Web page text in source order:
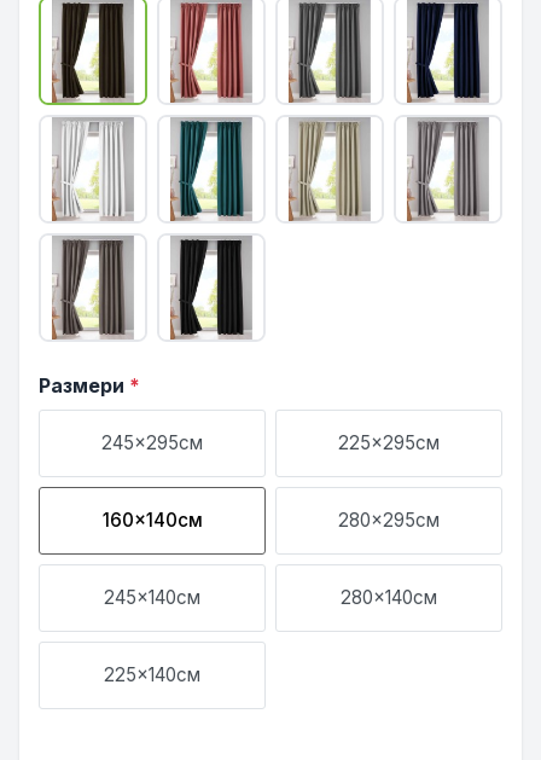
Размери *
245x295см 225x295см
160x140см 280x295см
245x140см 280x140см
225x140см